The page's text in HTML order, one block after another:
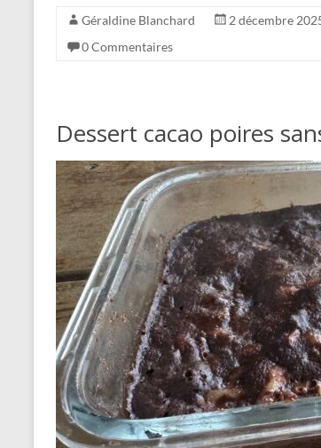
Géraldine Blanchard 2 décembre
0 Commentaires
Dessert cacao poires